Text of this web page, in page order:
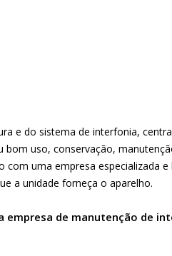
e do sistema de interfonia,
uso, conservação,
uma empresa especializada
a unidade forneça o aparelho.
empresa de manutenção de